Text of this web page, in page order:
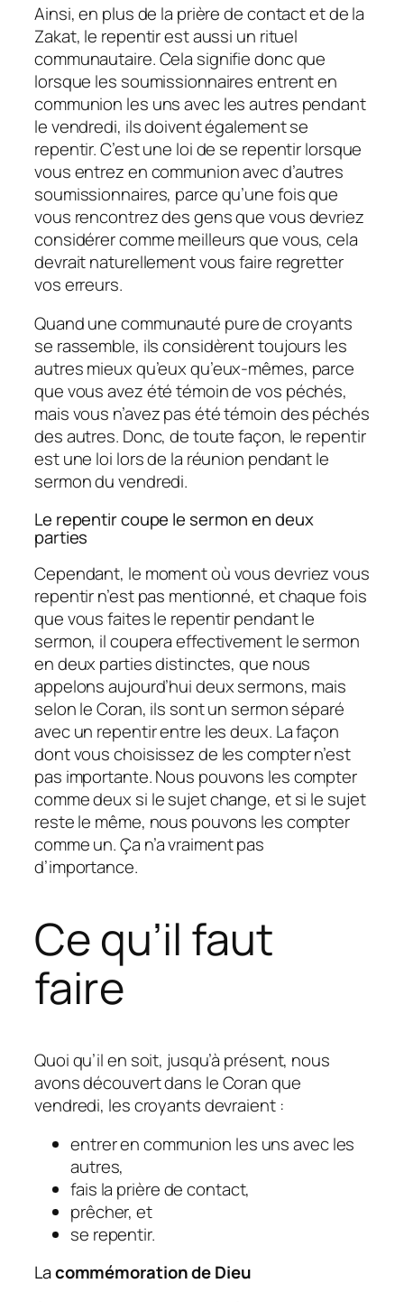
Ainsi, en plus de la prière de contact et de la
Zakat, le repentir est aussi un rituel
communautaire. Cela signifie donc que
lorsque les soumissionnaires entrent en
communion les uns avec les autres pendant
le vendredi, ils doivent également se
repentir. C’est une loi de se repentir lorsque
vous entrez en communion avec d’autres
soumissionnaires, parce qu’une fois que
vous rencontrez des gens que vous devriez
considérer comme meilleurs que vous, cela
devrait naturellement vous faire regretter
vos erreurs.
Quand une communauté pure de croyants
se rassemble, ils considèrent toujours les
autres mieux qu’eux qu’eux-mêmes, parce
que vous avez été témoin de vos péchés,
mais vous n’avez pas été témoin des péchés
des autres. Donc, de toute façon, le repentir
est une loi lors de la réunion pendant le
sermon du vendredi.
Le repentir coupe le sermon en deux
parties
Cependant, le moment où vous devriez vous
repentir n’est pas mentionné, et chaque fois
que vous faites le repentir pendant le
sermon, il coupera effectivement le sermon
en deux parties distinctes, que nous
appelons aujourd’hui deux sermons, mais
selon le Coran, ils sont un sermon séparé
avec un repentir entre les deux. La façon
dont vous choisissez de les compter n’est
pas importante. Nous pouvons les compter
comme deux si le sujet change, et si le sujet
reste le même, nous pouvons les compter
comme un. Ça n’a vraiment pas
d’importance.
Ce qu’il faut
faire
Quoi qu’il en soit, jusqu’à présent, nous
avons découvert dans le Coran que
vendredi, les croyants devraient :
entrer en communion les uns avec les
autres,
fais la prière de contact,
prêcher, et
se repentir.
Lacommémoration de Dieu